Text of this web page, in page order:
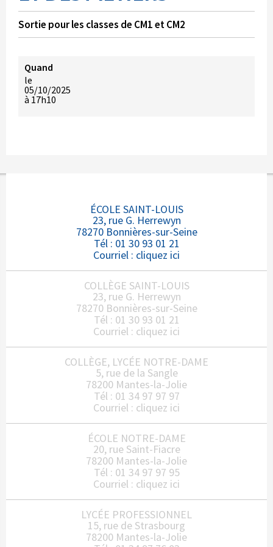
Sortie pour les classes de CM1 et CM2
Quand
le
05/10/2025
à 17h10
ÉCOLE SAINT-LOUIS
23, rue G. Herrewyn
78270 Bonnières-sur-Seine
Tél : 01 30 93 01 21
Courriel : cliquez ici
COLLÈGE SAINT-LOUIS
23, rue G. Herrewyn
78270 Bonnières-sur-Seine
Tél : 01 30 93 01 21
Courriel : cliquez ici
COLLÈGE, LYCÉE NOTRE-DAME
5, rue de la Sangle
78200 Mantes-la-Jolie
Tél : 01 34 97 97 97
Courriel : cliquez ici
ÉCOLE NOTRE-DAME
20, rue Saint-Fiacre
78200 Mantes-la-Jolie
Tél : 01 34 97 97 95
Courriel : cliquez ici
LYCÉE PROFESSIONNEL
15, rue de Strasbourg
78200 Mantes-la-Jolie